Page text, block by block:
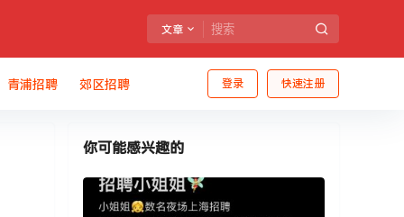
文章
登录 快速注册
青浦招聘 郊区招聘
你可能感兴趣的